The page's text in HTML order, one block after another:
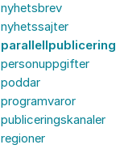
nyhetsbrev
nyhetssajter
parallellpublicering
personuppgifter
poddar
programvaror
publiceringskanaler
regioner